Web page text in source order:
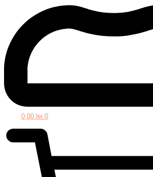
0,00 lei 0